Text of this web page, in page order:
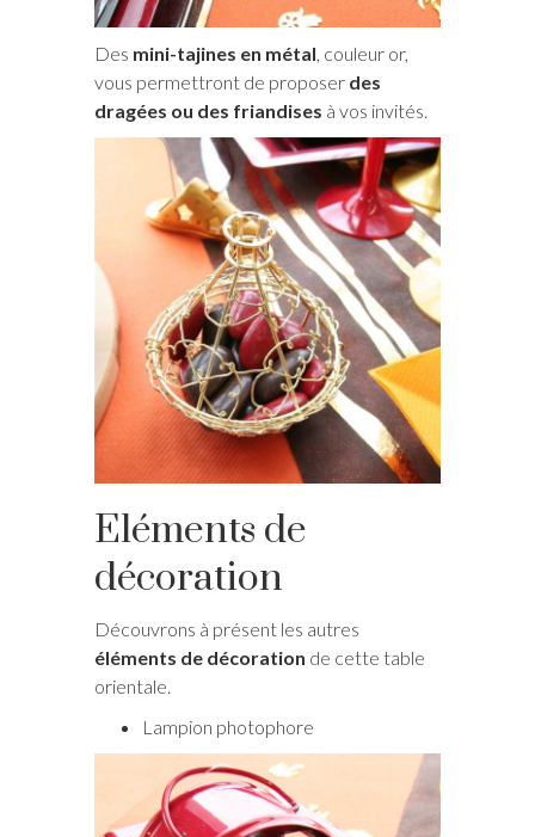
Des mini-tajines en métal, couleur or,
vous permettront de proposer des
dragées ou des friandises à vos invités.
Eléments de
décoration
Découvrons à présent les autres
éléments de décoration de cette table
orientale.
Lampion photophore